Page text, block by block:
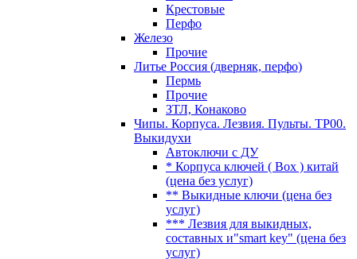
Крестовые
Перфо
Железо
Прочие
Литье Россия (дверняк, перфо)
Пермь
Прочие
ЗТЛ, Конаково
Чипы. Корпуса. Лезвия. Пульты. TP00.
Выкидухи
Автоключи с ДУ
* Корпуса ключей ( Box ) китай
(цена без услуг)
** Выкидные ключи (цена без
услуг)
*** Лезвия для выкидных,
составных и"smart key" (цена без
услуг)